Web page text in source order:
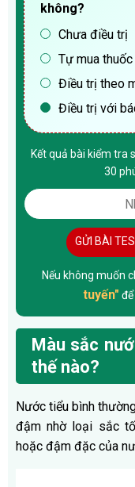
không?
Chưa điều trị
Tự mua
Điều trị theo
Điều trị với
Kết quả bài kiểm tra
30
GỬI BÀI
Nếu không muốn
tuyến"
Màu sắc
thế nào?
Nước tiểu bình
đậm nhờ loại sắc
hoặc đậm đặc của